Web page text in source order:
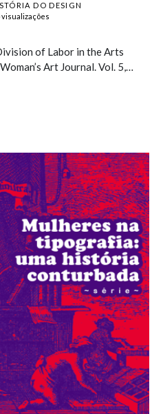
DO DESIGN
visualizações
of Labor in the Arts
Art Journal. Vol. 5,…